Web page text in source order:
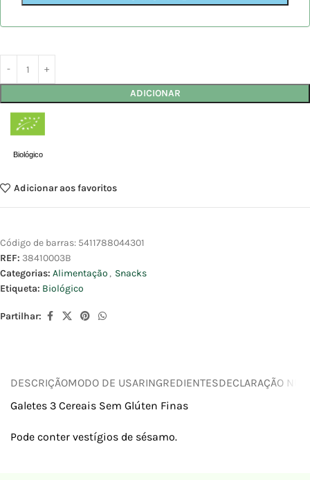
ADICIONAR
Biológico
Adicionar aos favoritos
Código de barras: 5411788044301
REF: 38410003B
Categorias: Alimentação , Snacks
Etiqueta: Biológico
Partilhar:
DESCRIÇÃOMODO DE USARINGREDIENTESDECLARAÇÃO
Galetes 3 Cereais Sem Glúten Finas
Pode conter vestígios de sésamo.